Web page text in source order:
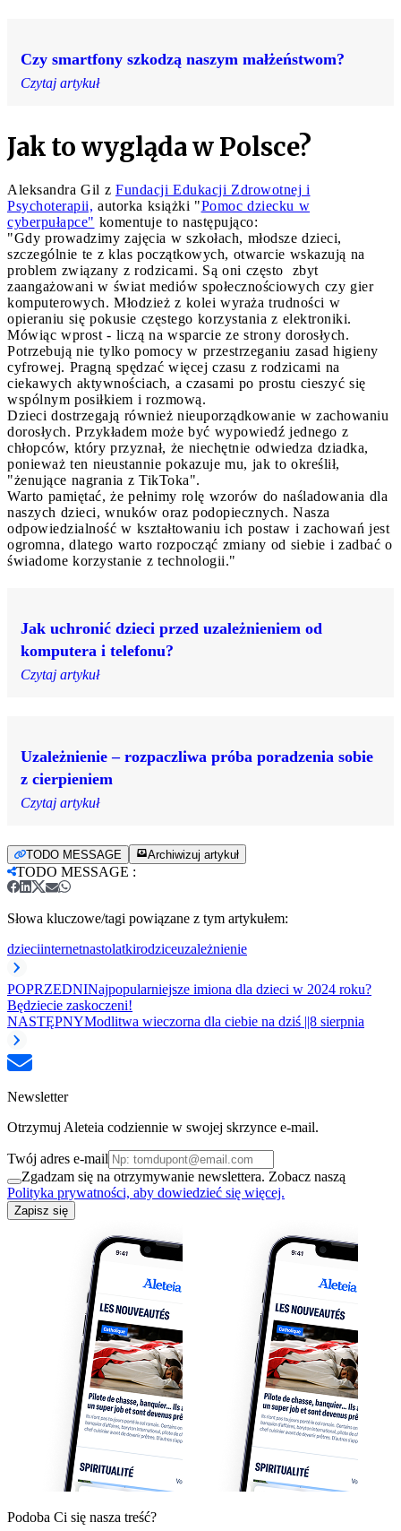
Czy smartfony szkodzą naszym małżeństwom?
Czytaj artykuł
Jak to wygląda w Polsce?
Aleksandra Gil z Fundacji Edukacji Zdrowotnej i
Psychoterapii, autorka książki "Pomoc dziecku w
cyberpułapce" komentuje to następująco:
"Gdy prowadzimy zajęcia w szkołach, młodsze dzieci,
szczególnie te z klas początkowych, otwarcie wskazują na
problem związany z rodzicami. Są oni często zbyt
zaangażowani w świat mediów społecznościowych czy gier
komputerowych. Młodzież z kolei wyraża trudności w
opieraniu się pokusie częstego korzystania z elektroniki.
Mówiąc wprost - liczą na wsparcie ze strony dorosłych.
Potrzebują nie tylko pomocy w przestrzeganiu zasad higieny
cyfrowej. Pragną spędzać więcej czasu z rodzicami na
ciekawych aktywnościach, a czasami po prostu cieszyć się
wspólnym posiłkiem i rozmową.
Dzieci dostrzegają również nieuporządkowanie w zachowaniu
dorosłych. Przykładem może być wypowiedź jednego z
chłopców, który przyznał, że niechętnie odwiedza dziadka,
ponieważ ten nieustannie pokazuje mu, jak to określił,
"żenujące nagrania z TikToka".
Warto pamiętać, że pełnimy rolę wzorów do naśladowania dla
naszych dzieci, wnuków oraz podopiecznych. Nasza
odpowiedzialność w kształtowaniu ich postaw i zachowań jest
ogromna, dlatego warto rozpocząć zmiany od siebie i zadbać o
świadome korzystanie z technologii."
Jak uchronić dzieci przed uzależnieniem od
komputera i telefonu?
Czytaj artykuł
Uzależnienie – rozpaczliwa próba poradzenia sobie
z cierpieniem
Czytaj artykuł
TODO MESSAGE Archiwizuj artykuł
TODO MESSAGE :
Słowa kluczowe/tagi powiązane z tym artykułem:
dzieciinternetnastolatkirodziceuzależnienie
POPRZEDNINajpopularniejsze imiona dla dzieci w 2024 roku?
Będziecie zaskoczeni!
NASTĘPNYModlitwa wieczorna dla ciebie na dziś ||8 sierpnia
Newsletter
Otrzymuj Aleteia codziennie w swojej skrzynce e-mail.
Twój adres e-mail
Zgadzam się na otrzymywanie newslettera. Zobacz naszą
Polityka prywatności, aby dowiedzieć się więcej.
Zapisz się
Podoba Ci się nasza treść?